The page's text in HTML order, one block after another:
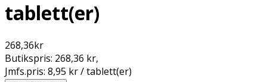
tablett(er)
268,36kr
Butikspris: 268,36 kr,
Jmfs.pris: 8,95 kr / tablett(er)